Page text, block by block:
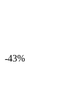
-43%